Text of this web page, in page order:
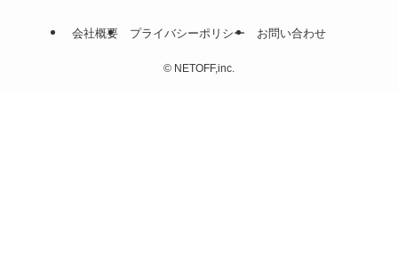
会社概要 プライバシーポリシー お問い合わせ
© NETOFF,inc.